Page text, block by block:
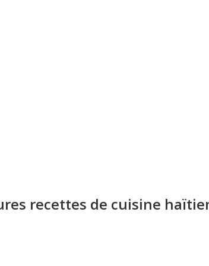
recettes de cuisine